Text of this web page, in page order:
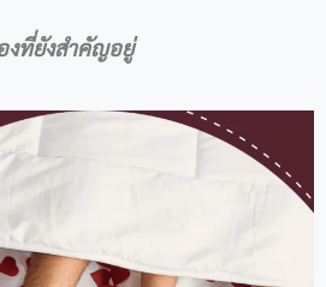
งที่ยังสำคัญอยู่